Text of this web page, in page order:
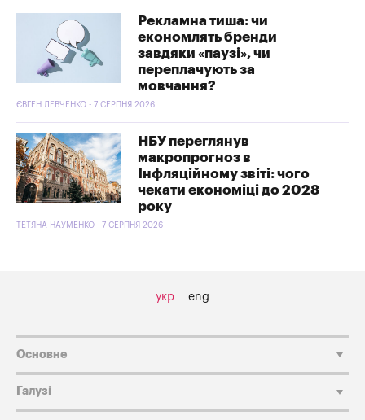
Рекламна тиша: чи
економлять бренди
завдяки «паузі», чи
переплачують за
мовчання?
ЄВГЕН ЛЕВЧЕНКО - 7 СЕРПНЯ 2026
НБУ переглянув
макропрогноз в
Інфляційному звіті: чого
чекати економіці до 2028
року
ТЕТЯНА НАУМЕНКО - 7 СЕРПНЯ 2026
укр eng
Основне
Галузі